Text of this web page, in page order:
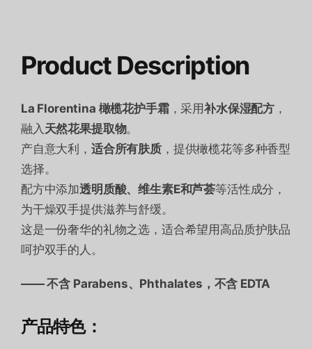
Product Description
La Florentina 橄榄花护手霜，采用补水保湿配方 ，
融入 天然花果提取物。
产自意大利， 适合所有肤质，提供橄榄花等多种香型
选择。
配方中添加透明质酸、维生素E和芦荟等活性成分，
为干燥双手提供滋养与舒缓。
这是一份奢华的礼物之选，适合希望用高品质护肤品
呵护双手的人。
—— 不含 Parabens、Phthalates，不含 EDTA
产品特色：